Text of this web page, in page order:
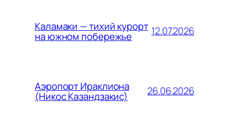
Каламаки — тихий курорт
на южном побережье 12.07.2026
Аэропорт Ираклиона
(Никос Казандзакис) 26.06.2026